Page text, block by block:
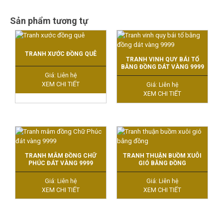
Sản phẩm tương tự
TRANH XƯỚC ĐỒNG QUÊ
Giá: Liên hệ
XEM CHI TIẾT
TRANH VINH QUY BÁI TỔ
BẰNG ĐỒNG DÁT VÀNG 9999
Giá: Liên hệ
XEM CHI TIẾT
TRANH MÂM ĐỒNG CHỮ
PHÚC ĐÁT VÀNG 9999
Giá: Liên hệ
XEM CHI TIẾT
TRANH THUẬN BUỒM XUÔI
GIÓ BẰNG ĐỒNG
Giá: Liên hệ
XEM CHI TIẾT